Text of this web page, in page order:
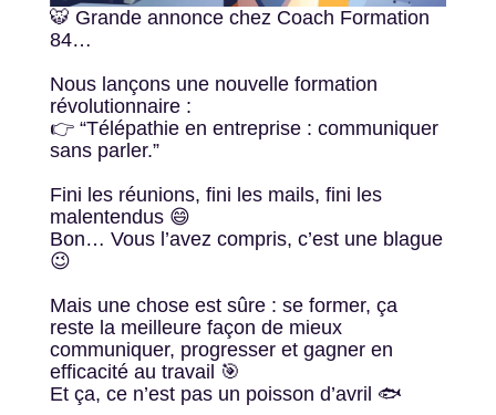
🐯 Grande annonce chez Coach Formation
84…
Nous lançons une nouvelle formation
révolutionnaire :
👉 “Télépathie en entreprise : communiquer
sans parler.”
Fini les réunions, fini les mails, fini les
malentendus 😄
Bon… Vous l’avez compris, c’est une blague
😉
Mais une chose est sûre : se former, ça
reste la meilleure façon de mieux
communiquer, progresser et gagner en
efficacité au travail 🎯
Et ça, ce n’est pas un poisson d’avril 🐟